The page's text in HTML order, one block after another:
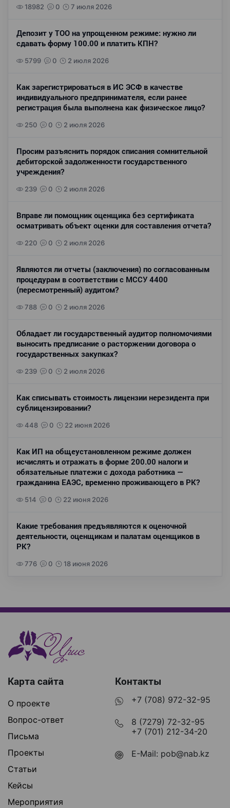
18982 0 7 июля 2026
Депозит у ТОО на упрощенном режиме: нужно ли
сдавать форму 100.00 и платить КПН?
5799 0 2 июля 2026
Как зарегистрироваться в ИС ЭСФ в качестве
индивидуального предпринимателя, если ранее
регистрация была выполнена как физическое лицо?
250 0 2 июля 2026
Просим разъяснить порядок списания сомнительной
дебиторской задолженности государственного
учреждения?
239 0 2 июля 2026
Вправе ли помощник оценщика без сертификата
осматривать объект оценки для составления отчета?
220 0 2 июля 2026
Являются ли отчеты (заключения) по согласованным
процедурам в соответствии с МССУ 4400
(пересмотренный) аудитом?
788 0 2 июля 2026
Обладает ли государственный аудитор полномочиями
выносить предписание о расторжении договора о
государственных закупках?
239 0 2 июля 2026
Как списывать стоимость лицензии нерезидента при
сублицензировании?
448 0 22 июня 2026
Как ИП на общеустановленном режиме должен
исчислять и отражать в форме 200.00 налоги и
обязательные платежи с дохода работника —
гражданина ЕАЭС, временно проживающего в РК?
514 0 22 июня 2026
Какие требования предъявляются к оценочной
деятельности, оценщикам и палатам оценщиков в
РК?
776 0 18 июня 2026
Карта сайта
О проекте
Вопрос-ответ
Письма
Проекты
Статьи
Кейсы
Мероприятия
Контакты
+7 (708) 972-32-95
8 (7279) 72-32-95
+7 (701) 212-34-20
E-Mail: pob@nab.kz